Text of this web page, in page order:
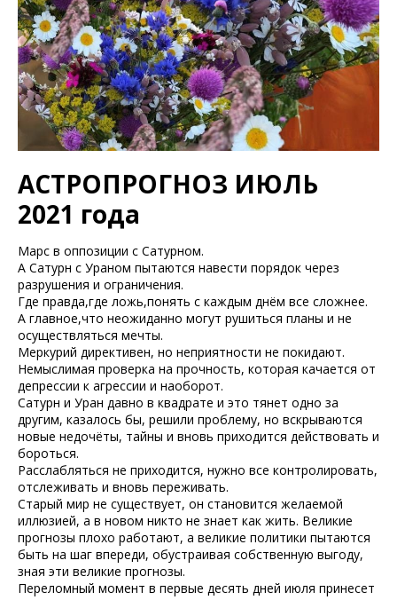
АСТРОПРОГНОЗ ИЮЛЬ
2021 года
Марс в оппозиции с Сатурном.
А Сатурн с Ураном пытаются навести порядок через
разрушения и ограничения.
Где правда,где ложь,понять с каждым днём все сложнее.
А главное,что неожиданно могут рушиться планы и не
осуществляться мечты.
Меркурий директивен, но неприятности не покидают.
Немыслимая проверка на прочность, которая качается от
депрессии к агрессии и наоборот.
Сатурн и Уран давно в квадрате и это тянет одно за
другим, казалось бы, решили проблему, но вскрываются
новые недочёты, тайны и вновь приходится действовать и
бороться.
Расслабляться не приходится, нужно все контролировать,
отслеживать и вновь переживать.
Старый мир не существует, он становится желаемой
иллюзией, а в новом никто не знает как жить. Великие
прогнозы плохо работают, а великие политики пытаются
быть на шаг впереди, обустраивая собственную выгоду,
зная эти великие прогнозы.
Переломный момент в первые десять дней июля принесет